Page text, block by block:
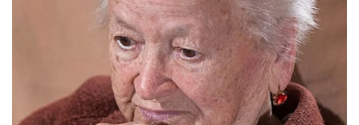
സേനയിൽ വിന്യസിക്കുക എന്ന ഉദ്ദേശത്തോടെ
രൂപകൽപ്പന ചെയ്യപ്പെടുകയാണ് ഇപ്പോൾ MWF.
വേഗതയിൽ (1.8 മാക്) പഴയ
തേജസിനൊപ്പമാണെങ്കിലും റേഞ്ചിലും
ആയുധവാഹകശേഷിയിലും തേജസിനെക്കാൾ
മുന്നിട്ടു നിൽക്കുന്ന വിമാനമാണ് MWF. 1500